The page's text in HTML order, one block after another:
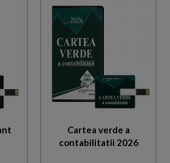
Cartea verde a
contabilitatii 2026